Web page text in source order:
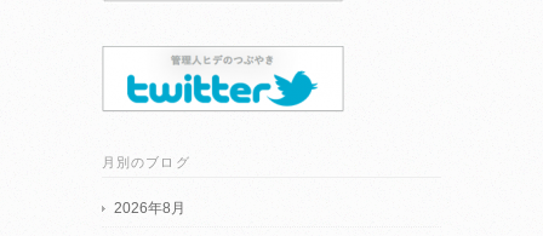
月別のブログ
2026年8月